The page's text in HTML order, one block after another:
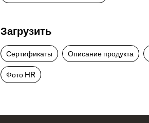
Загрузить
Сертификаты Описание продукта
Фото HR